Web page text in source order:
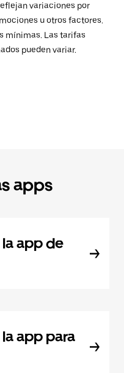
variaciones por
u otros factores.
mínimas. Las tarifas
pueden variar.
apps
app de
app para